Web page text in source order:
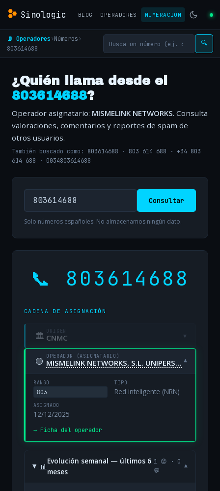
Sinologic BLOG OPERADORES NUMERACIÓN
📡 Operadores›Números›
803614688
🔍
¿Quién llama desde el
803614688?
Operador asignatario: MISMELINK NETWORKS. Consulta
valoraciones, comentarios y reportes de spam de
otros usuarios.
También buscado como: 803614688 · 803 614 688 · +34 803
614 688 · 0034803614688
Consultar
Solo números españoles. No almacenamos ningún dato.
📞 803614688
CADENA DE ASIGNACIÓN
🏛 ORIGEN
CNMC ▾
🟢 OPERADOR (ASIGNATARIO)
MISMELINK NETWORKS, S.L. UNIPERSONAL ▾
RANGO
803
TIPO
Red inteligente (NRN)
ASIGNADO
12/12/2025
→ Ficha del operador
📊
Evolución semanal — últimos 6
meses
1 😡 · 0
💬
▾